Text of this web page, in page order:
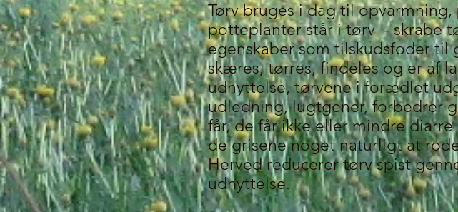
Tørv bruges i dag til
potteplanter står i tørv - skrabe
egenskaber som tilskudsfoder til
skæres, tørres, findeles og er af
udnyttelse, tørvene i forædlet
udledning, lugtgener, forbedrer
får, de får ikke eller mindre
de grisene noget naturligt at
Herved reducerer tørv spist
udnyttelse.